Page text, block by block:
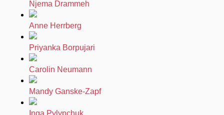
Njema Drammeh
Anne Herrberg
Priyanka Borpujari
Carolin Neumann
Mandy Ganske-Zapf
Inga Pylypchuk